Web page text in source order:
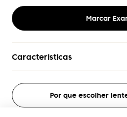
Marcar
Caracteristicas
Bio Acetato
Armacao
Por que escolher